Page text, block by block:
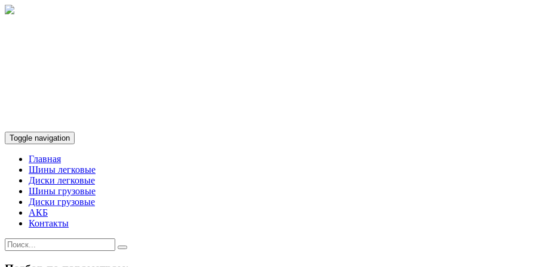
Toggle navigation
Главная
Шины легковые
Диски легковые
Шины грузовые
Диски грузовые
АКБ
Контакты